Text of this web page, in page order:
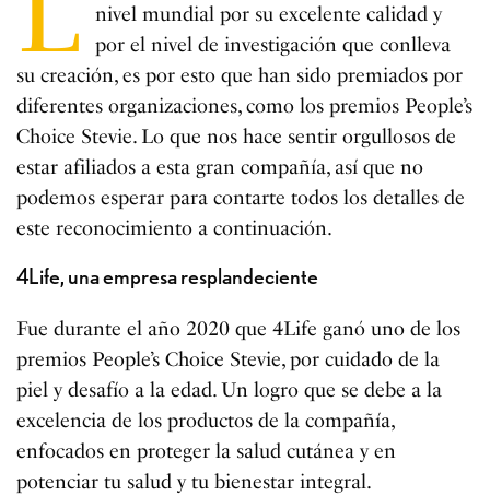
nivel mundial por su excelente calidad y
por el nivel de investigación que conlleva
su creación, es por esto que han sido premiados por
diferentes organizaciones, como los premios People’s
Choice Stevie. Lo que nos hace sentir orgullosos de
estar afiliados a esta gran compañía, así que no
podemos esperar para contarte todos los detalles de
este reconocimiento a continuación.
4Life, una empresa resplandeciente
Fue durante el año 2020 que 4Life ganó uno de los
premios People’s Choice Stevie, por cuidado de la
piel y desafío a la edad. Un logro que se debe a la
excelencia de los productos de la compañía,
enfocados en proteger la salud cutánea y en
potenciar tu salud y tu bienestar integral.